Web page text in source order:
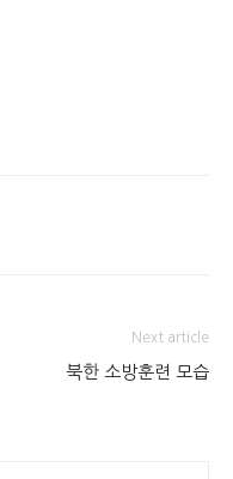
Next article
북한 소방훈련 모습